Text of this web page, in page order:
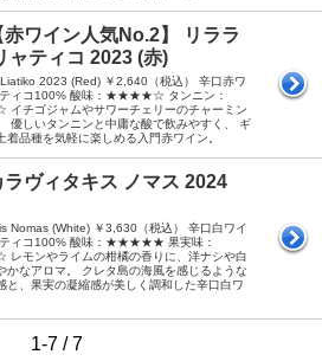
赤ワイン人気No.2】 リララ
ャティコ 2023 (赤)
2023 (Red) ￥2,640（税込） 辛口赤ワ
ティコ100% 酸味：★★★★☆ タンニン：
ゴジャムやサワーチェリーのチャーミン
優しいタンニンと中庸な酸で飲みやすく、 ギ
着品種を気軽に楽しめる入門赤ワイン。
ラヴィタキス ノマス 2024
Nomas (White) ￥3,630（税込） 辛口白ワイ
ティコ100% 酸味：★★★★★ 果実味：
ンやライムの柑橘の香りに、洋ナシや白
かなアロマ。 クレタ島の海風を感じるような
と、果実の凝縮感が美しく調和した辛口白ワ
1-7 / 7